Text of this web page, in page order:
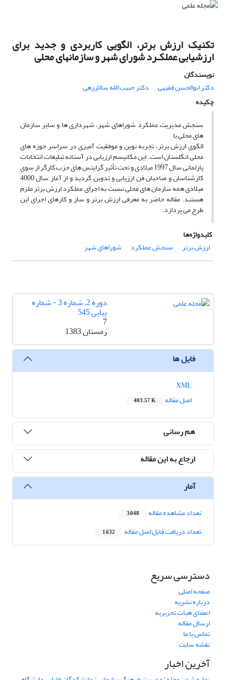
تکنیک ارزش برتر، الگویی کاربردی و جدید برای
ارزشیابی عملکـرد شورای شهر و سازمانهای محلی
نویسندگان
دکتر ابوالحسن فقیهى
دکتر حبیب الله سالارزهى
چکیده
سنجش مدیریت عملکرد شوراهای شهر، شهرداری ها و سایر سازمان
های محلی با
الگوی ارزش برتر، تجربه نوین و موفقیت آمیزی در سراسر حوزه های
محلی انگلستان است. این مکانیسم ارزیابی در آستانه تبلیغات انتخابات
پارلمانی سال 1997 میلادی و تحت تأثیر گرایتس های حزب کارگر از سوی
کارشناسان و صاحبان فن ارزیابی و تدوین گردید و از آغاز سال 4000
میلادی همه سازمان های محلی نسبت به اجرای عملکرد ارزش برتر ملزم
هستند. مقاله حاضر به معرفی ارزش برتر و ساز و کارهای اجرای این
طرح می پردازد.
کلیدواژه‌ها
ارزش برتر
سنجش عملکرد شوراهای شهر
دوره 2، شماره 3 - شماره
پیاپی 545
7
زمستان 1383
فایل ها
اصل مقاله
403.57 K
هم رسانی
ارجاع به این مقاله
آمار
تعداد مشاهده مقاله 3,048
تعداد دریافت فایل اصل مقاله 1,632
دسترسی سریع
صفحه اصلی
درباره نشریه
اعضای هیات تحریریه
ارسال مقاله
تماس با ما
نقشه سایت
آخرین اخبار